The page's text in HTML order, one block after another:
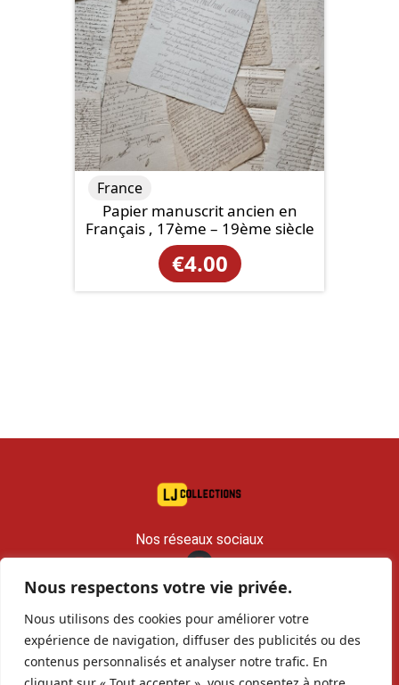
Nous respectons votre vie privée.
Nous utilisons des cookies pour améliorer votre
expérience de navigation, diffuser des publicités ou des
contenus personnalisés et analyser notre trafic. En
Papier manuscrit ancien en
Français , 17ème – 19ème siècle
€4.00
France
Nos réseaux sociaux
contact@lj-collections.com
RCS 979 374 147 Romans
Vous voulez Contact Archives